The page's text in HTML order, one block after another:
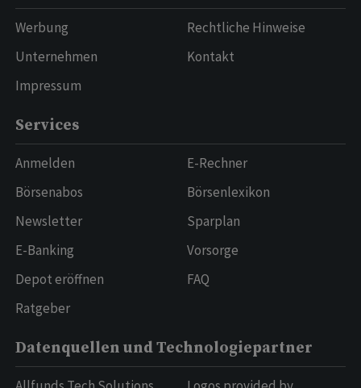
Werbung
Unternehmen
Impressum
Rechtliche Hinweise
Kontakt
Services
Anmelden
Börsenabos
Newsletter
E-Banking
Depot eröffnen
Ratgeber
E-Rechner
Börsenlexikon
Sparplan
Vorsorge
FAQ
Datenquellen und Technologiepartner